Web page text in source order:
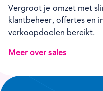
Vergroot je omzet met
klantbeheer, offertes en
verkoopdoelen bereikt.
Meer over sales